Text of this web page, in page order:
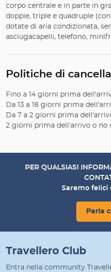
corpo centrale e in parte in
doppie, triple e quadruple
dotate di aria condizionata,
asciugacapelli, telefono,
Politiche di
Fino a 14 giorni prima
Da 13 a 18 giorni prima
Da 7 a 2 giorni prima
2 giorni prima dell'arrivo o no
PER QUALSIASI
Saremo felici
Parla
Travellero Club
Entra nella community